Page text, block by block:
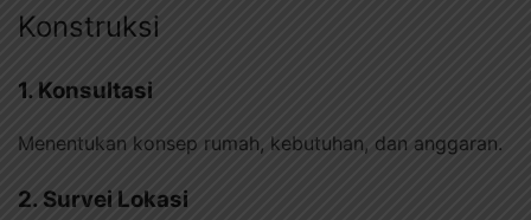
Konstruksi
1. Konsultasi
Menentukan konsep rumah, kebutuhan, dan anggaran.
2. Survei Lokasi